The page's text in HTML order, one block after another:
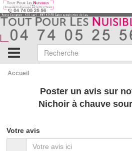
Accueil
Poster un avis sur
Nichoir à chauve
Votre avis